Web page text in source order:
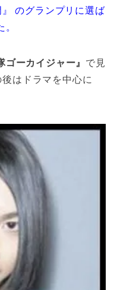
のグランプリに選ば
ゴーカイジャー』 で見
はドラマを中心に